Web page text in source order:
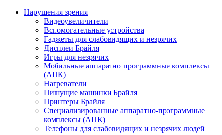
Нарушения зрения
Видеоувеличители
Вспомогательные устройства
Гаджеты для слабовидящих и незрячих
Дисплеи Брайля
Игры для незрячих
Мобильные аппаратно-программные комплексы
(АПК)
Нагреватели
Пишущие машинки Брайля
Принтеры Брайля
Специализированные аппаратно-программные
комплексы (АПК)
Телефоны для слабовидящих и незрячих людей